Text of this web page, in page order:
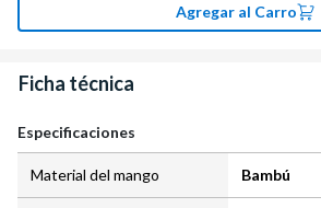
Agregar al Carro
Ficha técnica
Especificaciones
Material del mango Bambú